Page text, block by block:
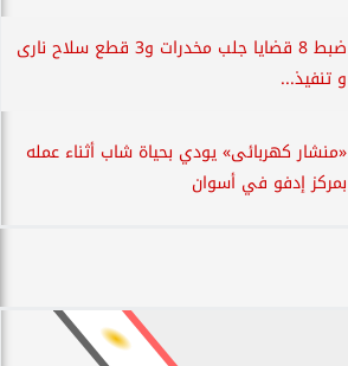
ضبط 8 قضايا جلب مخدرات و3 قطع سلاح نارى
و تنفيذ...
«منشار كهربائى» يودي بحياة شاب أثناء عمله
بمركز إدفو في أسوان